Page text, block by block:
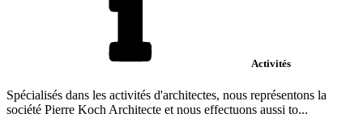
Activités
Spécialisés dans les activités d'architectes, nous représentons la
société Pierre Koch Architecte et nous effectuons aussi to...